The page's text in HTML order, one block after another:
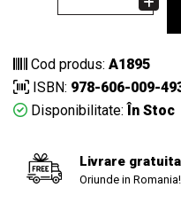
Cod produs: A1895
ISBN: 978-606-009-
Disponibilitate: În Stoc
Livrare
Oriunde in Romania!